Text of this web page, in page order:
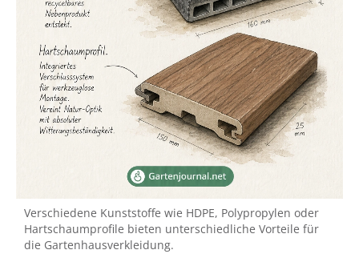
Verschiedene Kunststoffe wie HDPE, Polypropylen oder
Hartschaumprofile bieten unterschiedliche Vorteile für
die Gartenhausverkleidung.